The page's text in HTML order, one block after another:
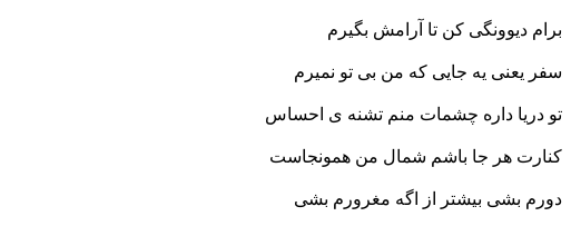
برام دیوونگی کن تا آرامش بگیرم
سفر یعنی یه جایی که من بی تو نمیرم
تو دریا داره چشمات منم تشنه ی احساس
کنارت هر جا باشم شمال من همونجاست
دورم بشی بیشتر از اگه مغرورم بشی